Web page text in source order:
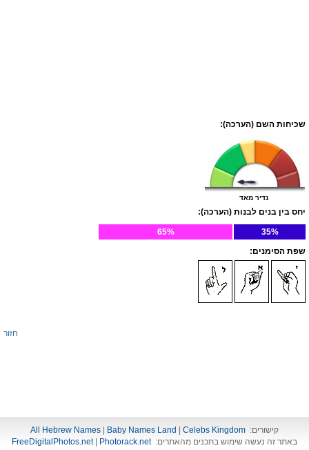
שכיחות השם (הערכה):
נדיר מאד
יחס בין בנים לבנות (הערכה):
35%
65%
שפת הסימנים:
חזור
קישורים: All Hebrew Names Baby Names Land
Celebs Kingdom
באתר זה נעשה שימוש בתכנים מהאתרים:
FreeDigitalPhotos.net| Photorack.net